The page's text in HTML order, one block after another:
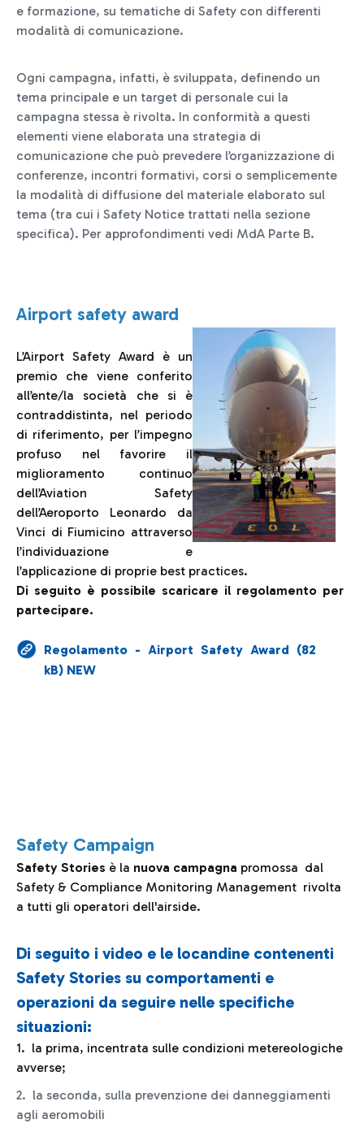
e formazione, su tematiche di Safety con differenti
modalità di comunicazione.
Ogni campagna, infatti, è sviluppata, definendo un
tema principale e un target di personale cui la
campagna stessa è rivolta. In conformità a questi
elementi viene elaborata una strategia di
comunicazione che può prevedere l’organizzazione di
conferenze, incontri formativi, corsi o semplicemente
la modalità di diffusione del materiale elaborato sul
tema (tra cui i Safety Notice trattati nella sezione
specifica). Per approfondimenti vedi MdA Parte B.
Airport safety award
L’Airport Safety Award è un
premio che viene conferito
all’ente/la società che si è
contraddistinta, nel periodo
di riferimento, per l’impegno
profuso nel favorire il
miglioramento continuo
dell’Aviation Safety
dell’Aeroporto Leonardo da
Vinci di Fiumicino attraverso
l’individuazione e
l’applicazione di proprie best practices.
Di seguito è possibile scaricare il regolamento per
partecipare.
Regolamento - Airport Safety Award (82
kB) NEW
Safety Campaign
Safety Stories è la nuova campagna promossa dal
Safety & Compliance Monitoring Management rivolta
a tutti gli operatori dell'airside.
Di seguito i video e le locandine contenenti
Safety Stories su comportamenti e
operazioni da seguire nelle specifiche
situazioni:
1. la prima, incentrata sulle condizioni metereologiche
avverse;
2. la seconda, sulla prevenzione dei danneggiamenti
agli aeromobili